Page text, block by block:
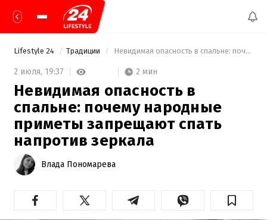
Lifestyle 24 Традиции Невидимая опасность в спальне: почему народные приметы запрещают спать напротив зеркала
2 июля, 19:37 2 мин
Невидимая опасность в
спальне: почему народные
приметы запрещают спать
напротив зеркала
Влада Пономарева